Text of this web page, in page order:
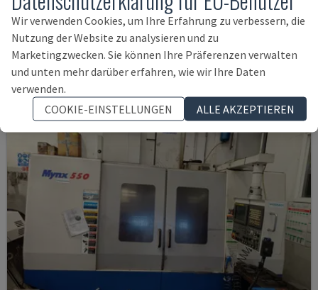
U5-1530
SPINNER - VERTIKAL-BEARBEITUNGSZENTRUM
DEUTSCHLAND 2021 6.000 STD
145.000 €
Wir verwenden Cookies, um Ihre Erfahrung zu verbessern, die
Nutzung der Website zu analysieren und zu
Marketingzwecken. Sie können Ihre Präferenzen verwalten
und unten mehr darüber erfahren, wie wir Ihre Daten
verwenden.
COOKIE-EINSTELLUNGEN
ALLE AKZEPTIEREN